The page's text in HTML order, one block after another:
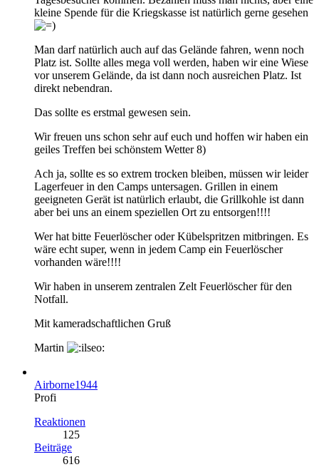
kleine Spende für die Kriegskasse ist natürlich gerne gesehen
Man darf natürlich auch auf das Gelände fahren, wenn noch
Platz ist. Sollte alles mega voll werden, haben wir eine Wiese
vor unserem Gelände, da ist dann noch ausreichen Platz. Ist
direkt nebendran.
Das sollte es erstmal gewesen sein.
Wir freuen uns schon sehr auf euch und hoffen wir haben ein
geiles Treffen bei schönstem Wetter 8)
Ach ja, sollte es so extrem trocken bleiben, müssen wir leider
Lagerfeuer in den Camps untersagen. Grillen in einem
geeigneten Gerät ist natürlich erlaubt, die Grillkohle ist dann
aber bei uns an einem speziellen Ort zu entsorgen!!!!
Wer hat bitte Feuerlöscher oder Kübelspritzen mitbringen. Es
wäre echt super, wenn in jedem Camp ein Feuerlöscher
vorhanden wäre!!!!
Wir haben in unserem zentralen Zelt Feuerlöscher für den
Notfall.
Mit kameradschaftlichen Gruß
Martin
Airborne1944
Profi
Reaktionen
125
Beiträge
616